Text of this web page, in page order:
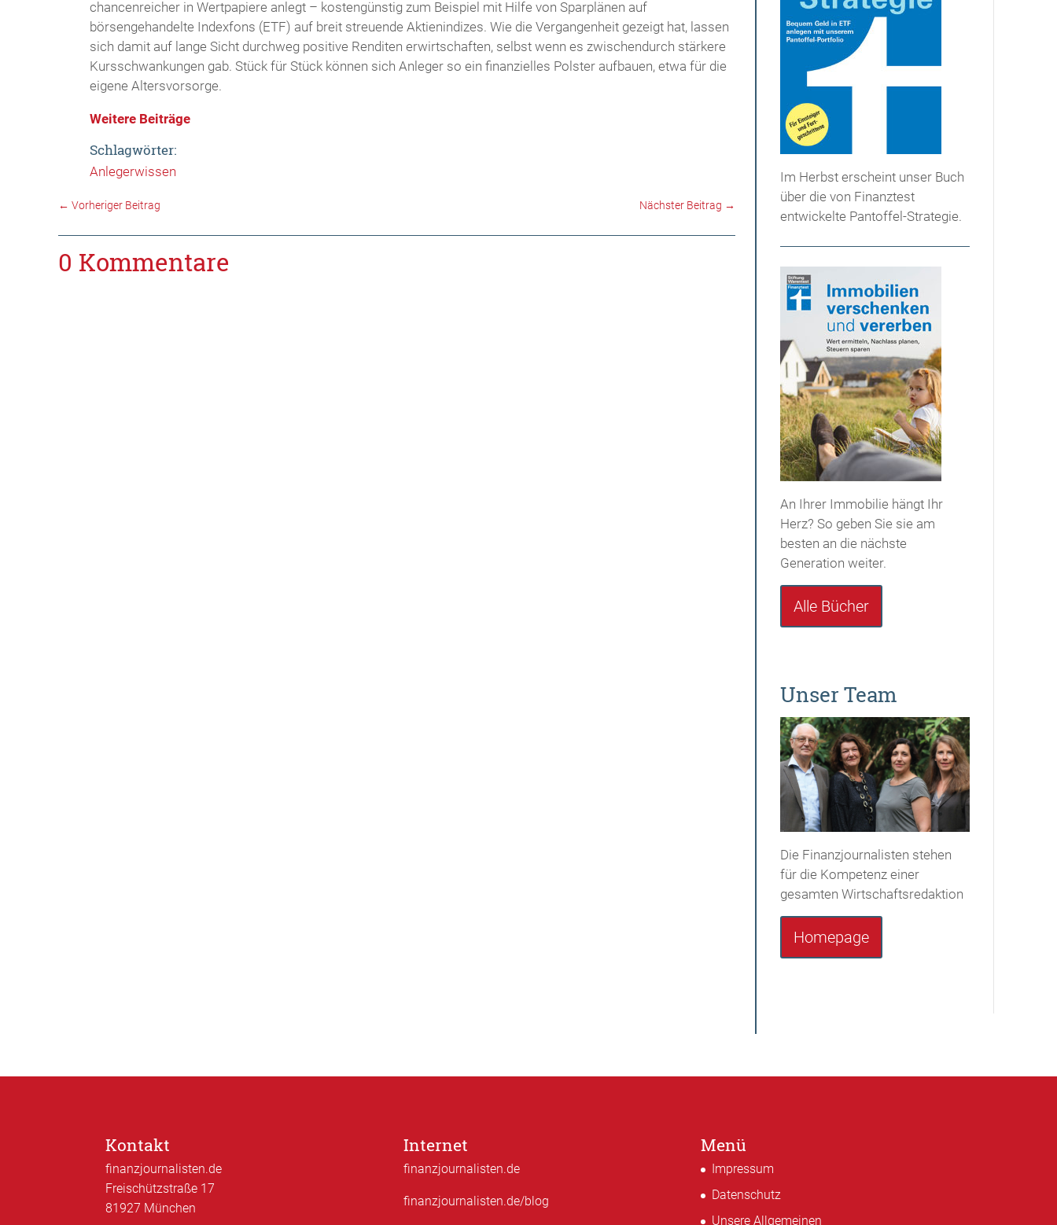
chancenreicher in Wertpapiere anlegt – kostengünstig zum Beispiel mit Hilfe von Sparplänen auf
börsengehandelte Indexfons (ETF) auf breit streuende Aktienindizes. Wie die Vergangenheit gezeigt hat, lassen
sich damit auf lange Sicht durchweg positive Renditen erwirtschaften, selbst wenn es zwischendurch stärkere
Kursschwankungen gab. Stück für Stück können sich Anleger so ein finanzielles Polster aufbauen, etwa für die
eigene Altersvorsorge.
Weitere Beiträge
Schlagwörter:
Anlegerwissen
← Vorheriger Beitrag Nächster Beitrag →
0 Kommentare
Im Herbst erscheint unser Buch
über die von Finanztest
entwickelte Pantoffel-Strategie.
An Ihrer Immobilie hängt Ihr
Herz? So geben Sie sie am
besten an die nächste
Generation weiter.
Alle Bücher
Unser Team
Die Finanzjournalisten stehen
für die Kompetenz einer
gesamten Wirtschaftsredaktion
Homepage
Kontakt
finanzjournalisten.de
Freischützstraße 17
81927 München
Internet
finanzjournalisten.de
finanzjournalisten.de/blog
Menü
Impressum
Datenschutz
Unsere Allgemeinen